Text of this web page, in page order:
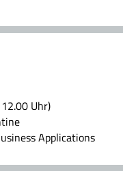
Uhr)
Applications